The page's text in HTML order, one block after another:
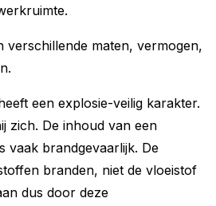
verschillende maten, vermogen,
een explosie-veilig karakter.
zich. De inhoud van een
vaak brandgevaarlijk. De
branden, niet de vloeistof
dus door deze